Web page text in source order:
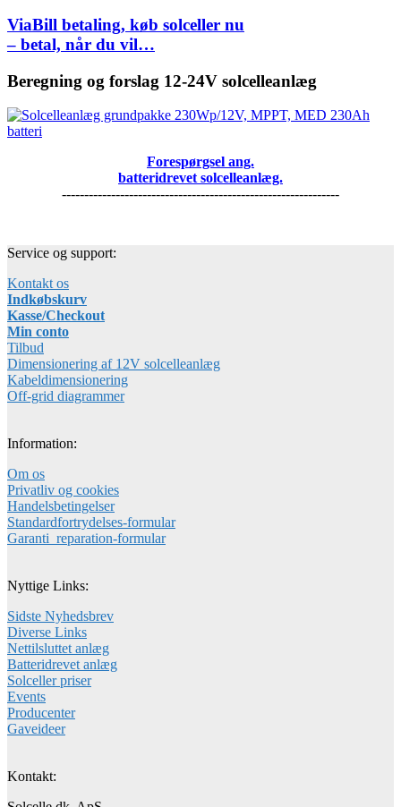
ViaBill betaling, køb solceller nu
– betal, når du vil…
Beregning og forslag 12-24V solcelleanlæg
Forespørgsel ang.
batteridrevet solcelleanlæg.
--------------------------------------------------------------
Service og support:
Kontakt os
Indkøbskurv
Kasse/Checkout
Min conto
Tilbud
Dimensionering af 12V solcelleanlæg
Kabeldimensionering
Off-grid diagrammer
Information:
Om os
Privatliv og cookies
Handelsbetingelser
Standardfortrydelses-formular
Garanti_reparation-formular
Nyttige Links:
Sidste Nyhedsbrev
Diverse Links
Nettilsluttet anlæg
Batteridrevet anlæg
Solceller priser
Events
Producenter
Gaveideer
Kontakt: